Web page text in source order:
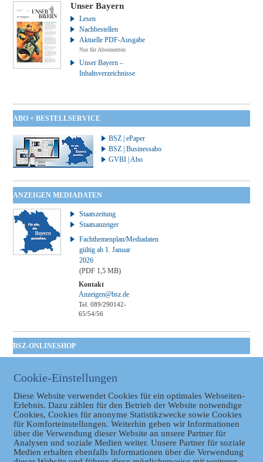
Unser Bayern
Lesen
Nachbestellen
Aktuelle PDF-Ausgabe
Nur für Abonnenten
Unser Bayern –
Inhaltsverzeichnisse
ABO + BESTELLSERVICE
BSZ | ePaper
BSZ | Businessabo
GVBI | Abo
ANZEIGEN MEDIADATEN
Staatszeitung
Staatsanzeiger
Fachthemenplan/Mediadaten
gültig ab 1. Januar
2026
(PDF 1,5 MB)
Kontakt
Anzeigen@bsz.de
Tel. 089/290142-
65/54/56
BSZ-ONLINESHOP
Taschenbuch
GVBl | Einbanddecke
Cookie-Einstellungen
Diese Website verwendet Cookies für ein optimales Webseiten-
Erlebnis. Dazu zählen für den Betrieb der Website notwendige
Cookies, Cookies für anonyme Statistikzwecke sowie Cookies
für Komforteinstellungen. Weiterhin geben wir Informationen
über die Verwendung dieser Website an unsere Partner für
Analysen und soziale Medien weiter. Unsere Partner für soziale
Medien erhalten ebenfalls Informationen über die Verwendung